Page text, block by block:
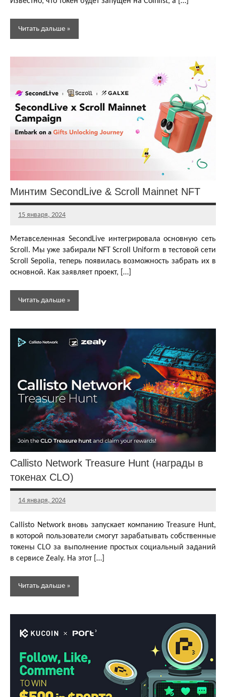
Читать дальше
Бесплатная
криптовалюта
Минтим SecondLive & Scroll Mainnet NFT
15 января, 2024
Главный
Метавселенная SecondLive интегрировала основную сеть
Scroll. Мы уже забирали NFT Scroll Uniform в тестовой сети
Scroll Sepolia, теперь появилась возможность забрать их в
основной. Как заявляет проект, […]
Читать дальше
Аирдропы и
розыгрыши
Бесплатная
криптовалюта
Callisto Network Treasure Hunt (награды в
токенах CLO)
14 января, 2024
Главный
Callisto Network вновь запускает компанию Treasure Hunt,
в которой пользователи смогут зарабатывать собственные
токены CLO за выполнение простых социальный заданий
в сервисе Zealy. На этот […]
Читать дальше
розыгрыши
Активности
Бесплатная
криптовалюта